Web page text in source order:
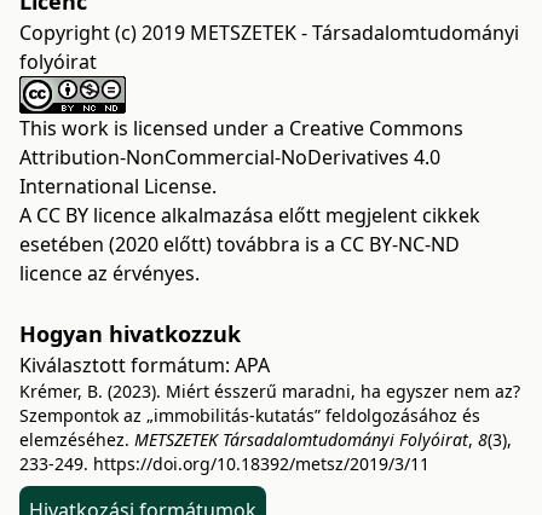
Copyright (c) 2019 METSZETEK - Társadalomtudományi
folyóirat
This work is licensed under a Creative Commons
Attribution-NonCommercial-NoDerivatives 4.0
International License.
A CC BY licence alkalmazása előtt megjelent cikkek
esetében (2020 előtt) továbbra is a CC BY-NC-ND
licence az érvényes.
Hogyan hivatkozzuk
Kiválasztott formátum: APA
Krémer, B. (2023). Miért ésszerű maradni, ha egyszer nem az?
Szempontok az „immobilitás-kutatás” feldolgozásához és
elemzéséhez. METSZETEK Társadalomtudományi Folyóirat, 8(3),
233-249. https://doi.org/10.18392/metsz/2019/3/11